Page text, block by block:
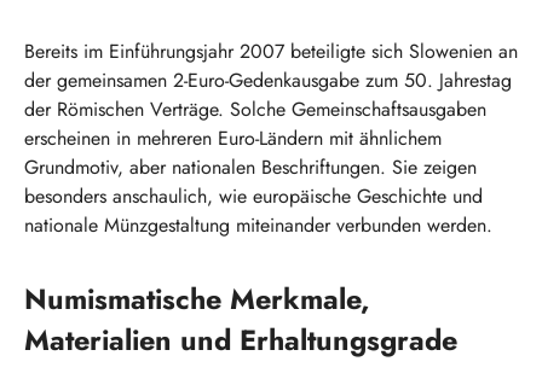
Bereits im Einführungsjahr 2007 beteiligte sich Slowenien an
der gemeinsamen 2-Euro-Gedenkausgabe zum 50. Jahrestag
der Römischen Verträge. Solche Gemeinschaftsausgaben
erscheinen in mehreren Euro-Ländern mit ähnlichem
Grundmotiv, aber nationalen Beschriftungen. Sie zeigen
besonders anschaulich, wie europäische Geschichte und
nationale Münzgestaltung miteinander verbunden werden.
Numismatische Merkmale,
Materialien und Erhaltungsgrade